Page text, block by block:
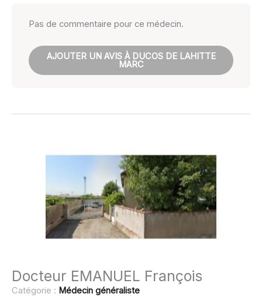
Pas de commentaire pour ce médecin.
AJOUTER UN AVIS À DUCOS DE LAHITTE
MARC
Docteur EMANUEL François
Catégorie : Médecin généraliste